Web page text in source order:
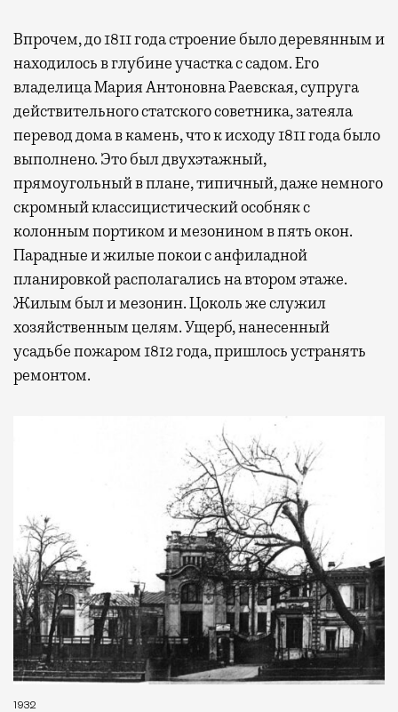
Современный путешественник часто берет
с собой не только чемодан, но и ноутбук.
А ожидание рейса все чаще превращается
не в потерянное время, а в возможность
спокойно закончить дела или спланировать
активности в путешествии, например
забронировать нужные билеты и рестораны.
Бизнес-зал становится местом, где можно
выпить кофе, наблюдая сквозь панорамные
окна за тем, как взлетают и садятся
самолеты. В Москве нет недостатка
в лаунжах. В аэропортах их обычно
несколько — в разных зонах воздушных
гаваней. На некоторых вокзалах — тоже.
Лаунжи доступны на Ленинградском,
Павелецком, Казанском, Ярославском
и Курском вокзалах.Попасть в бизнес-залы
могут держатели карт Mir Supreme. Причем
не только в столице. Всего доступно более
1000 бизнес-залов по всему миру.
Впрочем, до 1811 года строение было деревянным и
находилось в глубине участка с садом. Его
владелица Мария Антоновна Раевская, супруга
действительного статского советника, затеяла
перевод дома в камень, что к исходу 1811 года было
выполнено. Это был двухэтажный,
прямоугольный в плане, типичный, даже немного
скромный классицистический особняк с
колонным портиком и мезонином в пять окон.
Парадные и жилые покои с анфиладной
планировкой располагались на втором этаже.
Жилым был и мезонин. Цоколь же служил
хозяйственным целям. Ущерб, нанесенный
усадьбе пожаром 1812 года, пришлось устранять
ремонтом.
1932